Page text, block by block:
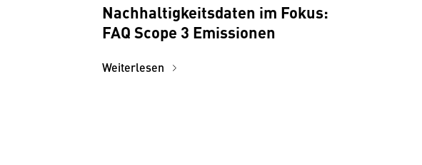
Nachhaltigkeitsdaten im Fokus:
FAQ Scope 3 Emissionen
Weiterlesen